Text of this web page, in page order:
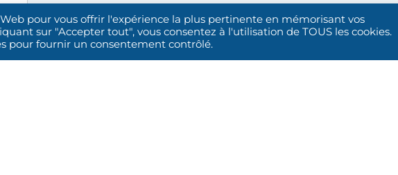
pour vous offrir l'expérience la plus pertinente en mémorisant vos
sur "Accepter tout", vous consentez à l'utilisation de TOUS les cookies.
pour fournir un consentement contrôlé.